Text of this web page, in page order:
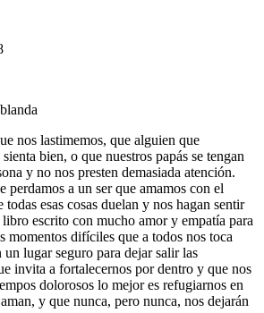
nos lastimemos, que alguien que
bien, o que nuestros papás se tengan
y no nos presten demasiada atención.
perdamos a un ser que amamos con el
esas cosas duelan y nos hagan sentir
libro escrito con mucho amor y empatía para
momentos difíciles que a todos nos toca
lugar seguro para dejar salir las
invita a fortalecernos por dentro y que nos
dolorosos lo mejor es refugiarnos en
y que nunca, pero nunca, nos dejarán